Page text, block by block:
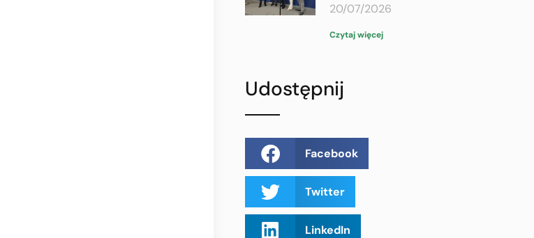
20/07/2026
Czytaj więcej
Udostępnij
Facebook
Twitter
LinkedIn